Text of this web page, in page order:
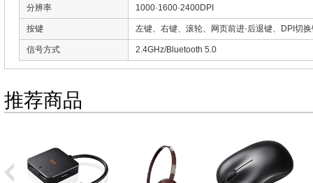
分辨率 1000·1600·2400DPI
按键 左键、右键、滚轮、网页前进·后退键、DPI切
信号方式 2.4GHz/Bluetooth 5.0
推荐商品